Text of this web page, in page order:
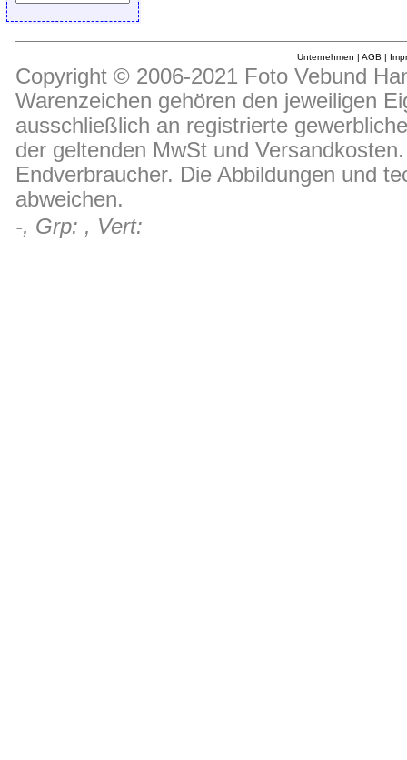
Unternehmen | AGB |
Copyright © 2006-2021 Foto Vebund
Warenzeichen gehören den jeweiligen
ausschließlich an registrierte
der geltenden MwSt und
Endverbraucher. Die Abbildungen und
abweichen.
-, Grp: , Vert: